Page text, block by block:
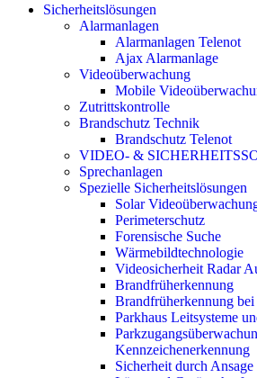
Sicherheitslösungen
Alarmanlagen
Alarmanlagen Telenot
Ajax Alarmanlage
Videoüberwachung
Mobile
Zutrittskontrolle
Brandschutz Technik
Brandschutz Telenot
VIDEO- &
Sprechanlagen
Spezielle Sicherheitslösungen
Solar
Perimeterschutz
Forensische Suche
Wärmebildtechnologie
Videosicherheit Radar
Brandfrüherkennung
Brandfrüherkennung
Parkhaus Leitsysteme
Kennzeichenerkennung
Sicherheit durch Ansage